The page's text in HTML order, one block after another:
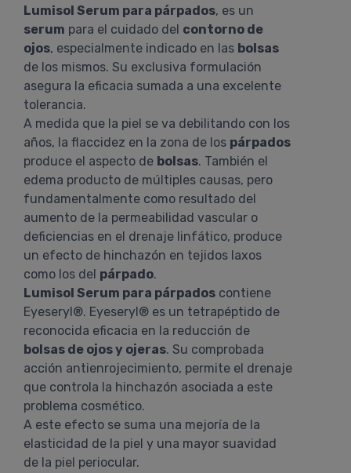
Lumisol Serum para párpados, es un
serum para el cuidado del contorno de
ojos, especialmente indicado en las bolsas
de los mismos. Su exclusiva formulación
asegura la eficacia sumada a una excelente
tolerancia.
A medida que la piel se va debilitando con los
años, la flaccidez en la zona de los párpados
produce el aspecto de bolsas. También el
edema producto de múltiples causas, pero
fundamentalmente como resultado del
aumento de la permeabilidad vascular o
deficiencias en el drenaje linfático, produce
un efecto de hinchazón en tejidos laxos
como los del párpado.
Lumisol Serum para párpados contiene
Eyeseryl®. Eyeseryl® es un tetrapéptido de
reconocida eficacia en la reducción de
bolsas de ojos y ojeras. Su comprobada
acción antienrojecimiento, permite el drenaje
que controla la hinchazón asociada a este
problema cosmético.
A este efecto se suma una mejoría de la
elasticidad de la piel y una mayor suavidad
de la piel periocular.